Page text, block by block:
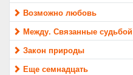
Возможно любовь
Между. Связанные судьбой
Закон природы
Еще семнадцать